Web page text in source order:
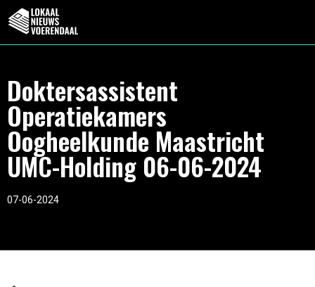
Doktersassistent
Operatiekamers
Oogheelkunde Maastricht
UMC-Holding 06-06-2024
07-06-2024